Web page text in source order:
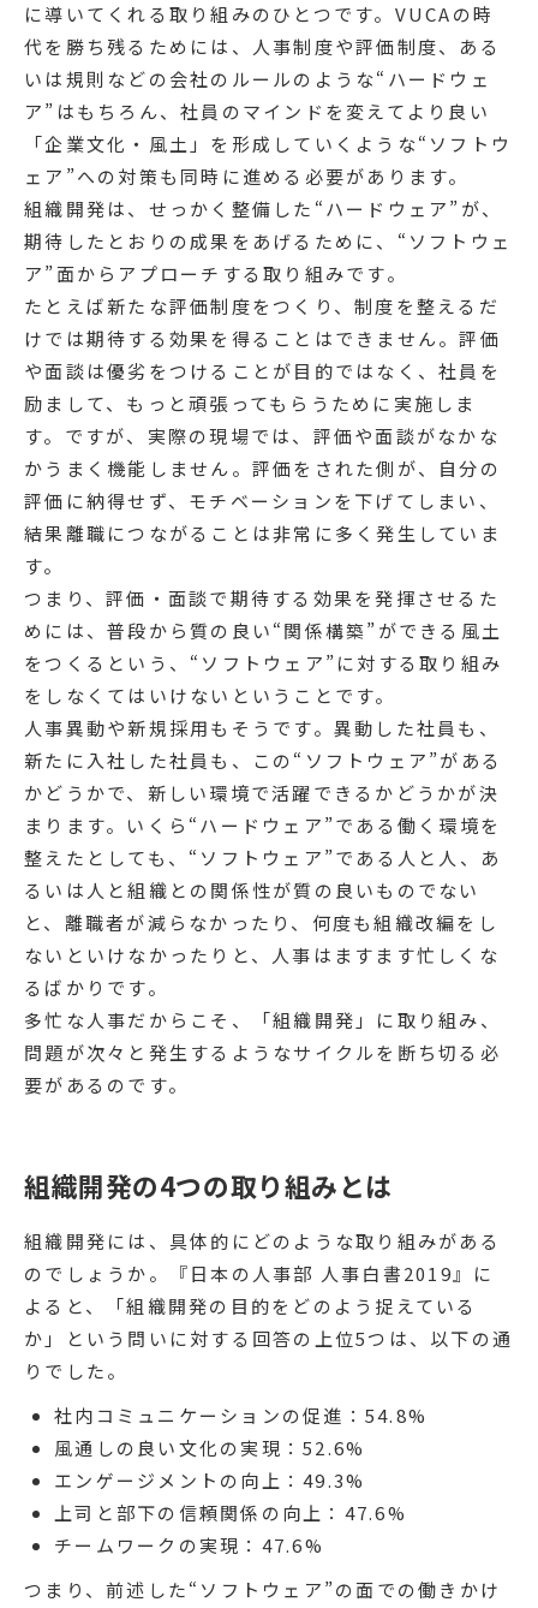
に導いてくれる取り組みのひとつです。VUCAの時
代を勝ち残るためには、人事制度や評価制度、ある
いは規則などの会社のルールのような“ハードウェ
ア”はもちろん、社員のマインドを変えてより良い
「企業文化・風土」を形成していくような“ソフトウ
ェア”への対策も同時に進める必要があります。
組織開発は、せっかく整備した“ハードウェア”が、
期待したとおりの成果をあげるために、“ソフトウェ
ア”面からアプローチする取り組みです。
たとえば新たな評価制度をつくり、制度を整えるだ
けでは期待する効果を得ることはできません。評価
や面談は優劣をつけることが目的ではなく、社員を
励まして、もっと頑張ってもらうために実施しま
す。ですが、実際の現場では、評価や面談がなかな
かうまく機能しません。評価をされた側が、自分の
評価に納得せず、モチベーションを下げてしまい、
結果離職につながることは非常に多く発生していま
す。
つまり、評価・面談で期待する効果を発揮させるた
めには、普段から質の良い“関係構築”ができる風土
をつくるという、“ソフトウェア”に対する取り組み
をしなくてはいけないということです。
人事異動や新規採用もそうです。異動した社員も、
新たに入社した社員も、この“ソフトウェア”がある
かどうかで、新しい環境で活躍できるかどうかが決
まります。いくら“ハードウェア”である働く環境を
整えたとしても、“ソフトウェア”である人と人、あ
るいは人と組織との関係性が質の良いものでない
と、離職者が減らなかったり、何度も組織改編をし
ないといけなかったりと、人事はますます忙しくな
るばかりです。
多忙な人事だからこそ、「組織開発」に取り組み、
問題が次々と発生するようなサイクルを断ち切る必
要があるのです。
組織開発の4つの取り組みとは
組織開発には、具体的にどのような取り組みがある
のでしょうか。『日本の人事部 人事白書2019』に
よると、「組織開発の目的をどのよう捉えている
か」という問いに対する回答の上位5つは、以下の通
りでした。
社内コミュニケーションの促進：54.8%
風通しの良い文化の実現：52.6%
エンゲージメントの向上：49.3%
上司と部下の信頼関係の向上：47.6%
チームワークの実現：47.6%
つまり、前述した“ソフトウェア”の面での働きかけ